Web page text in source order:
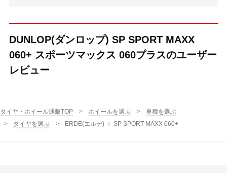
DUNLOP(ダンロップ) SP SPORT MAXX
060+ スポーツマックス 060プラスのユーザー
レビュー
タイヤ・ホイール通販TOP ホイールを選ぶ
車種を選ぶ
タイヤを選ぶ
ERDE(エルデ) ＋ SP SPORT MAXX 060+